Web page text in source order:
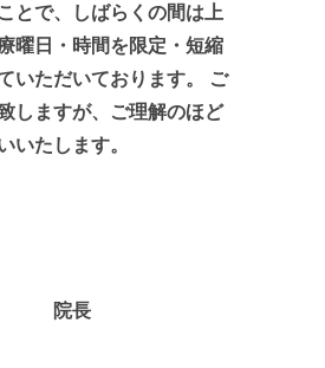
とで、しばらくの間は上
曜日・時間を限定・短縮
いただいております。 ご
しますが、ご理解のほど
いたします。